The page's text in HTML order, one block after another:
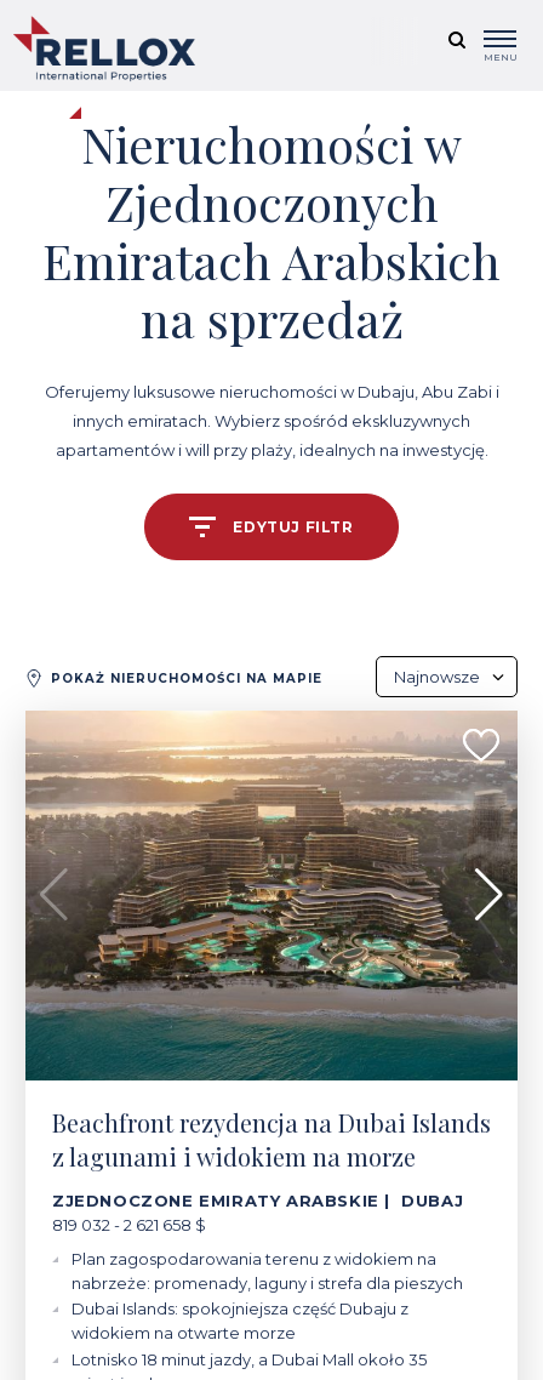
MENU
Nieruchomości w
Zjednoczonych
Emiratach Arabskich
na sprzedaż
Oferujemy luksusowe nieruchomości w Dubaju, Abu Zabi i
innych emiratach. Wybierz spośród ekskluzywnych
apartamentów i will przy plaży, idealnych na inwestycję.
EDYTUJ FILTR
POKAŻ NIERUCHOMOŚCI NA MAPIE
Najnowsze
Najnowsze
Najdroższe
Najtańsze
819 032 - 2 621 658 $
Beachfront rezydencja na Dubai Islands
z lagunami i widokiem na morze
ZJEDNOCZONE EMIRATY ARABSKIE | DUBAJ
819 032 - 2 621 658 $
Plan zagospodarowania terenu z widokiem na
nabrzeże: promenady, laguny i strefa dla pieszych
Dubai Islands: spokojniejsza część Dubaju z
widokiem na otwarte morze
Lotnisko 18 minut jazdy, a Dubai Mall około 35